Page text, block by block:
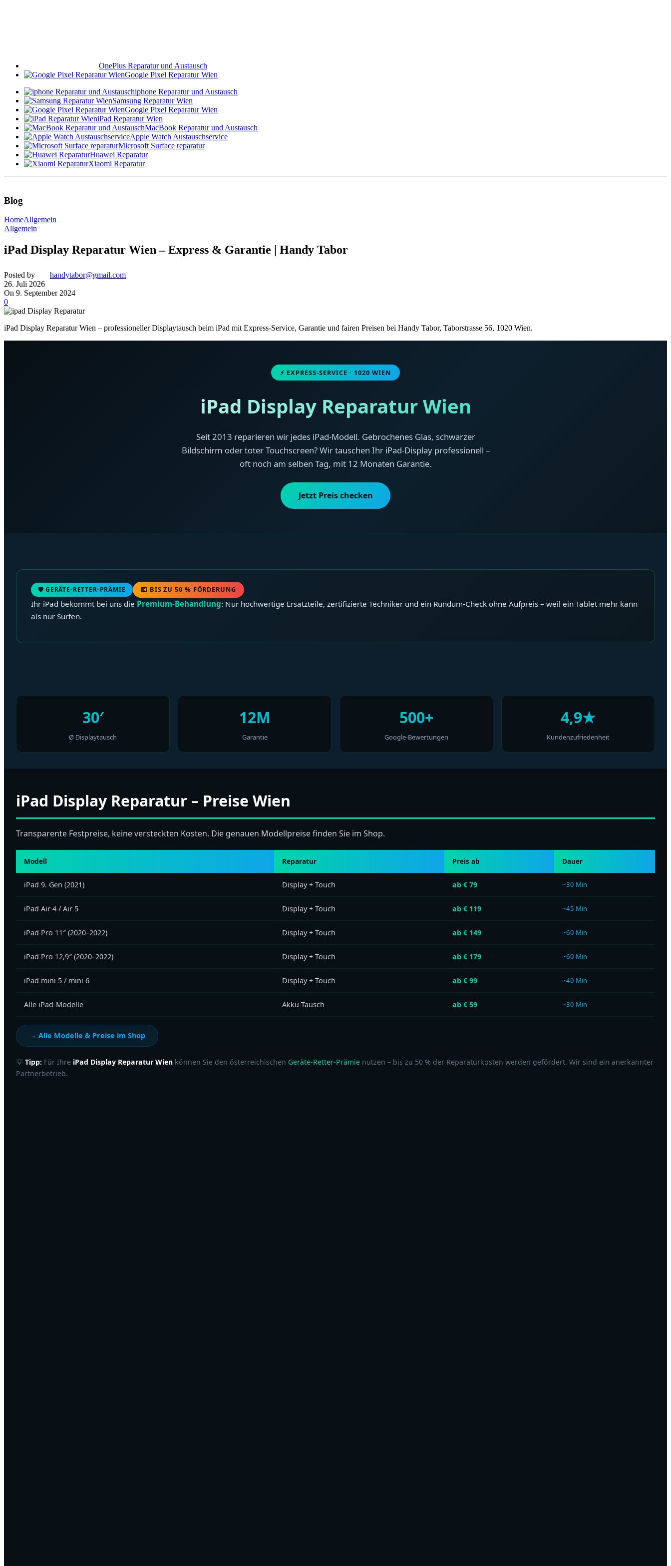
OnePlus Reparatur und Austausch
Google Pixel Reparatur Wien
iphone Reparatur und Austausch
Samsung Reparatur Wien
Google Pixel Reparatur Wien
iPad Reparatur Wien
MacBook Reparatur und Austausch
Apple Watch Austauschservice
Microsoft Surface reparatur
Huawei Reparatur
Xiaomi Reparatur
Blog
HomeAllgemein
Allgemein
iPad Display Reparatur Wien – Express & Garantie | Handy Tabor
Posted by
handytabor@gmail.com
26. Juli 2026
On 9. September 2024
0
iPad Display Reparatur Wien – professioneller Displaytausch beim iPad mit Express-Service, Garantie und fairen Preisen bei Handy Tabor, Taborstrasse 56, 1020 Wien.
⚡ EXPRESS-SERVICE · 1020 WIEN
iPad Display Reparatur Wien
Seit 2013 reparieren wir jedes iPad-Modell. Gebrochenes Glas, schwarzer
Bildschirm oder toter Touchscreen? Wir tauschen Ihr iPad-Display professionell –
oft noch am selben Tag, mit 12 Monaten Garantie.
Jetzt Preis checken
🛡️ GERÄTE-RETTER-PRÄMIE 💶 BIS ZU 50 % FÖRDERUNG
Ihr iPad bekommt bei uns die Premium-Behandlung: Nur hochwertige Ersatzteile, zertifizierte Techniker und ein Rundum-Check ohne Aufpreis – weil ein Tablet mehr kann
als nur Surfen.
30′
Ø Display­tausch
12M
Garantie
500+
Google-Bewertungen
4,9★
Kundenzufriedenheit
iPad Display Reparatur – Preise Wien
Transparente Festpreise, keine versteckten Kosten. Die genauen Modellpreise finden Sie im Shop.
Modell Reparatur Preis ab Dauer
iPad 9. Gen (2021) Display + Touch ab € 79 ~30 Min
iPad Air 4 / Air 5 Display + Touch ab € 119 ~45 Min
iPad Pro 11″ (2020–2022) Display + Touch ab € 149 ~60 Min
iPad Pro 12,9″ (2020–2022) Display + Touch ab € 179 ~60 Min
iPad mini 5 / mini 6 Display + Touch ab € 99 ~40 Min
Alle iPad-Modelle Akku-Tausch ab € 59 ~30 Min
→ Alle Modelle & Preise im Shop
💡 Tipp: Für Ihre iPad Display Reparatur Wien können Sie den österreichischen Geräte-Retter-Prämie nutzen – bis zu 50 % der Reparaturkosten werden gefördert. Wir sind ein anerkannter
Partnerbetrieb.